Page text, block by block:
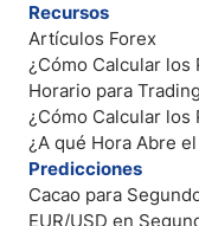
Recursos
Artículos Forex
¿Cómo Calcular los
Horario para
¿Cómo Calcular los
¿A qué Hora Abre
Predicciones
Cacao para
EUR/USD en